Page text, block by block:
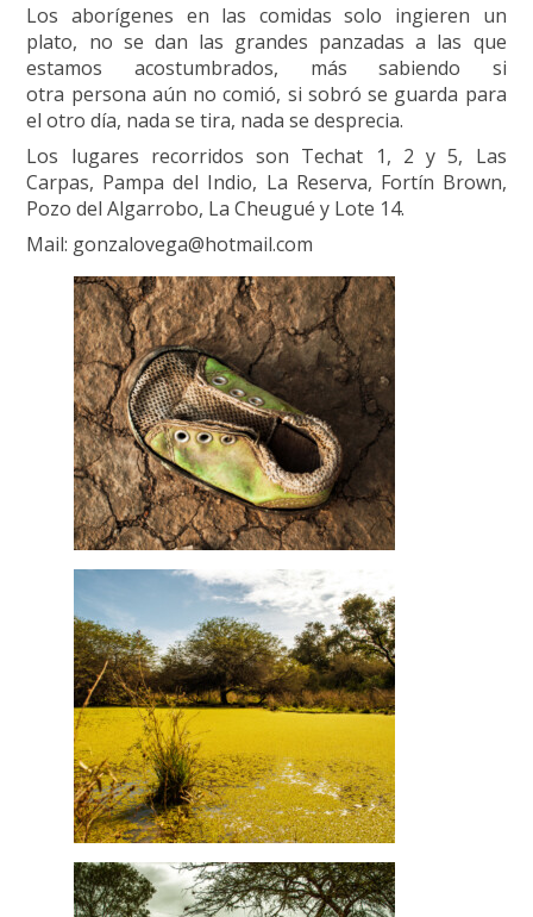
Los aborígenes en las comidas solo ingieren un
plato, no se dan las grandes panzadas a las que
estamos acostumbrados, más sabiendo si
otra persona aún no comió, si sobró se guarda para
el otro día, nada se tira, nada se desprecia.
Los lugares recorridos son Techat 1, 2 y 5, Las
Carpas, Pampa del Indio, La Reserva, Fortín Brown,
Pozo del Algarrobo, La Cheugué y Lote 14.
Mail: gonzalovega@hotmail.com